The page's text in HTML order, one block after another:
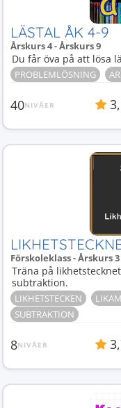
LÄSTAL ÅK 4-9
Årskurs 4 - Årskurs 9
Du får öva på att lösa
PROBLEMLÖSNING
40NIVÅER
Förskoleklass - Årskurs 3
Träna på
subtraktion.
LIKHETSTECKEN
SUBTRAKTION
8NIVÅER